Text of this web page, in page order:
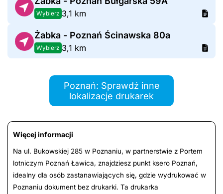
Wybierz 3,1 km
Żabka - Poznań Ścinawska 80a
Wybierz 3,1 km
Poznań: Sprawdź inne
lokalizacje drukarek
Więcej informacji
Na ul. Bukowskiej 285 w Poznaniu, w partnerstwie z Portem
lotniczym Poznań Ławica, znajdziesz punkt ksero Poznań,
idealny dla osób zastanawiających się, gdzie wydrukować w
Poznaniu dokument bez drukarki. Ta drukarka